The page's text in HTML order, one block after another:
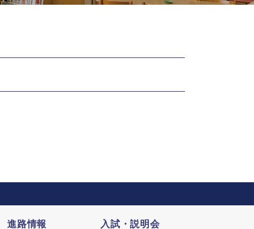
進路情報 入試・説明会